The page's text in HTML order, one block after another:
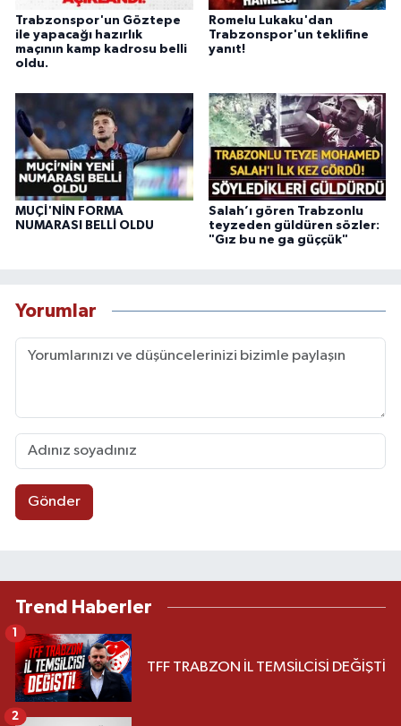
Trabzonspor'un Göztepe
ile yapacağı hazırlık
maçının kamp kadrosu belli
oldu.
Romelu Lukaku'dan
Trabzonspor'un teklifine
yanıt!
MUÇİ'NİN FORMA
NUMARASI BELLİ OLDU
Salah’ı gören Trabzonlu
teyzeden güldüren sözler:
"Gız bu ne ga güççük"
Yorumlar
Gönder
Trend Haberler
TFF TRABZON İL TEMSİLCİSİ DEĞİŞTİ
1
2